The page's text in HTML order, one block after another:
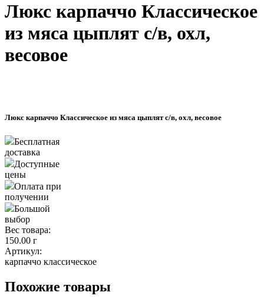
Люкс карпаччо Классическое
из мяса цыплят с/в, охл,
весовое
Люкс карпаччо Классическое из мяса цыплят с/в, охл, весовое
Бесплатная
доставка
Доступные
цены
Оплата при
получении
Большой
выбор
Вес товара:
150.00 г
Артикул:
карпаччо классическое
Похожие товары